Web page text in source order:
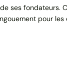
ses fondateurs.
pour